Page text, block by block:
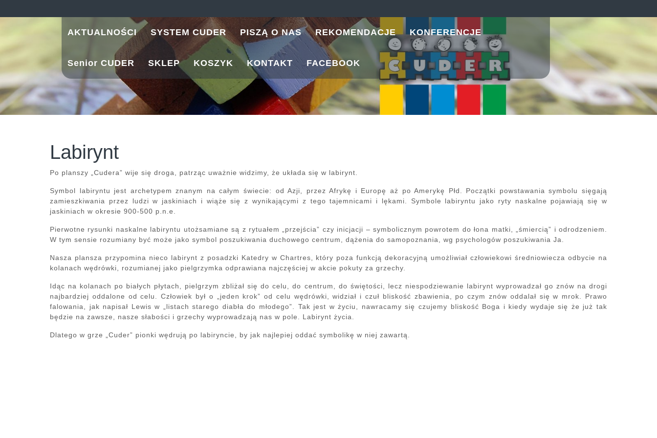
AKTUALNOŚCI SYSTEM CUDER PISZĄ O NAS REKOMENDACJE KONFERENCJE
Senior CUDER SKLEP KOSZYK KONTAKT FACEBOOK
Labirynt
Po planszy „Cudera” wije się droga, patrząc uważnie widzimy, że układa się w labirynt.
Symbol labiryntu jest archetypem znanym na całym świecie: od Azji, przez Afrykę i Europę aż po Amerykę Płd. Początki powstawania symbolu sięgają
zamieszkiwania przez ludzi w jaskiniach i wiąże się z wynikającymi z tego tajemnicami i lękami. Symbole labiryntu jako ryty naskalne pojawiają się w
jaskiniach w okresie 900-500 p.n.e.
Pierwotne rysunki naskalne labiryntu utożsamiane są z rytuałem „przejścia” czy inicjacji – symbolicznym powrotem do łona matki, „śmiercią” i odrodzeniem.
W tym sensie rozumiany być może jako symbol poszukiwania duchowego centrum, dążenia do samopoznania, wg psychologów poszukiwania Ja.
Nasza plansza przypomina nieco labirynt z posadzki Katedry w Chartres, który poza funkcją dekoracyjną umożliwiał człowiekowi średniowiecza odbycie na
kolanach wędrówki, rozumianej jako pielgrzymka odprawiana najczęściej w akcie pokuty za grzechy.
Idąc na kolanach po białych płytach, pielgrzym zbliżał się do celu, do centrum, do świętości, lecz niespodziewanie labirynt wyprowadzał go znów na drogi
najbardziej oddalone od celu. Człowiek był o „jeden krok” od celu wędrówki, widział i czuł bliskość zbawienia, po czym znów oddalał się w mrok. Prawo
falowania, jak napisał Lewis w „listach starego diabła do młodego”. Tak jest w życiu, nawracamy się czujemy bliskość Boga i kiedy wydaje się że już tak
będzie na zawsze, nasze słabości i grzechy wyprowadzają nas w pole. Labirynt życia.
Dlatego w grze „Cuder” pionki wędrują po labiryncie, by jak najlepiej oddać symbolikę w niej zawartą.